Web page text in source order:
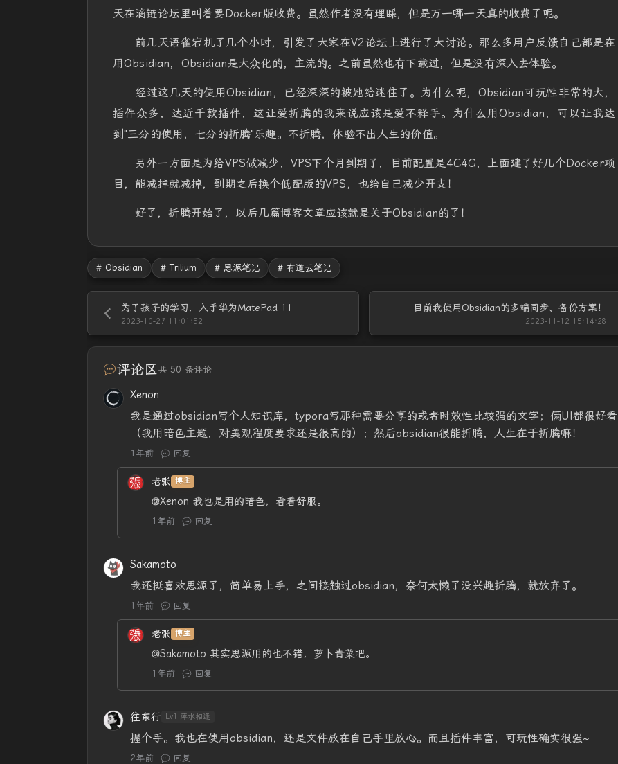
天在滴链论坛里叫着要Docker版收费。虽然作者没有理睬，但是万一哪一天真的收费了呢。
前几天语雀宕机了几个小时，引发了大家在V2论坛上进行了大讨论。那么多用户反馈自己都是在
用Obsidian，Obsidian是大众化的，主流的。之前虽然也有下载过，但是没有深入去体验。
经过这几天的使用Obsidian，已经深深的被她给迷住了。为什么呢，Obsidian可玩性非常的大，
插件众多，达近千款插件，这让爱折腾的我来说应该是爱不释手。为什么用Obsidian，可以让我达
到"三分的使用，七分的折腾"乐趣。不折腾，体验不出人生的价值。
另外一方面是为给VPS做减少，VPS下个月到期了，目前配置是4C4G，上面建了好几个Docker项
目，能减掉就减掉，到期之后换个低配版的VPS，也给自己减少开支！
好了，折腾开始了，以后几篇博客文章应该就是关于Obsidian的了！
# Obsidian # Trilium # 思源笔记 # 有道云笔记
为了孩子的学习，入手华为MatePad 11
2023-10-27 11:01:52
目前我使用Obsidian的多端同步、备份方案！
2023-11-12 15:14:28
评论区共 50 条评论
Xenon
我是通过obsidian写个人知识库，typora写那种需要分享的或者时效性比较强的文字；俩UI都很好看
（我用暗色主题，对美观程度要求还是很高的）；然后obsidian很能折腾，人生在于折腾嘛！
1年前 回复
老张 博主
@Xenon 我也是用的暗色，看着舒服。
1年前 回复
Sakamoto
我还挺喜欢思源了，简单易上手，之间接触过obsidian，奈何太懒了没兴趣折腾，就放弃了。
1年前 回复
老张 博主
@Sakamoto 其实思源用的也不错，萝卜青菜吧。
1年前 回复
往东行 Lv1.萍水相逢
握个手。我也在使用obsidian，还是文件放在自己手里放心。而且插件丰富，可玩性确实很强~
2年前 回复